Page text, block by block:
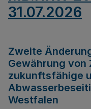
31.07.2026
Zweite
Gewährung von
zukunftsfähige
Westfalen